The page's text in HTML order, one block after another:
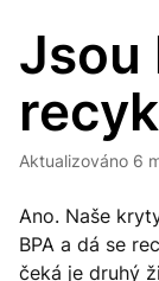
Jsou
Aktualizováno 6
Ano. Naše
BPA a dá se
čeká je druhý